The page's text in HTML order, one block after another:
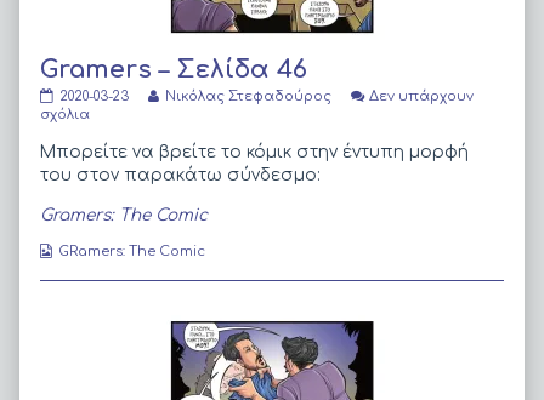
Gramers – Σελίδα 46
Gramers
–
46
published
2020-03-23
Read
by
the
of
Gramers
Σελίδα
46,
Νικόλας Στεφαδούρος
Δεν υπάρχουν
σχόλια
–
Σελίδα
Μπορείτε να βρείτε το κόμικ στην έντυπη μορφή
του στον παρακάτω σύνδεσμο:
Gramers: The Comic
Webcomic
GRamers: The Comic